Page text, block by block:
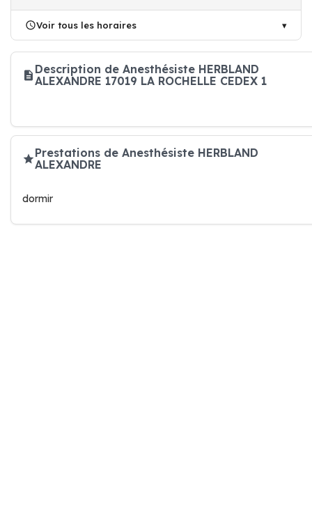
Voir tous les horaires
Description de Anesthésiste HERBLAND
ALEXANDRE 17019 LA ROCHELLE CEDEX 1
Prestations de Anesthésiste HERBLAND
ALEXANDRE
dormir